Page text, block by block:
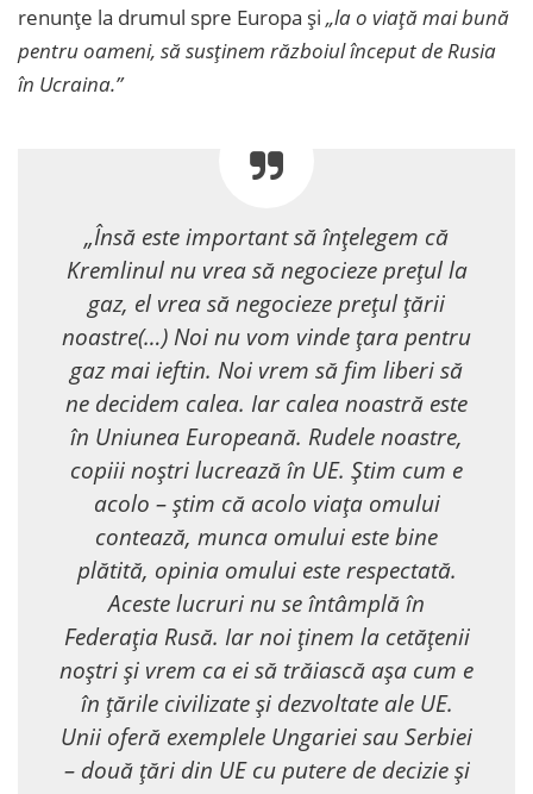
renunțe la drumul spre Europa și „la o viață mai bună
pentru oameni, să susținem războiul început de Rusia
în Ucraina.”
„Însă este important să înțelegem că
Kremlinul nu vrea să negocieze prețul la
gaz, el vrea să negocieze prețul țării
noastre(…) Noi nu vom vinde țara pentru
gaz mai ieftin. Noi vrem să fim liberi să
ne decidem calea. Iar calea noastră este
în Uniunea Europeană. Rudele noastre,
copiii noștri lucrează în UE. Știm cum e
acolo – știm că acolo viața omului
contează, munca omului este bine
plătită, opinia omului este respectată.
Aceste lucruri nu se întâmplă în
Federația Rusă. Iar noi ținem la cetățenii
noștri și vrem ca ei să trăiască așa cum e
în țările civilizate și dezvoltate ale UE.
Unii oferă exemplele Ungariei sau Serbiei
– două țări din UE cu putere de decizie și